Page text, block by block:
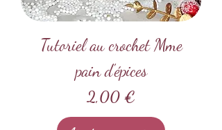
Tutoriel au crochet Mme
pain d'épices
Prix
2,00 €